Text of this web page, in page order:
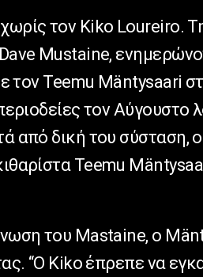
τον Kiko Loureiro.
Mustaine,
τον Teemu Mäntysaari
τον Αύγουστο
από δική του σύσταση,
Teemu
τoυ Mastaine, ο
“Ο Kiko έπρεπε να